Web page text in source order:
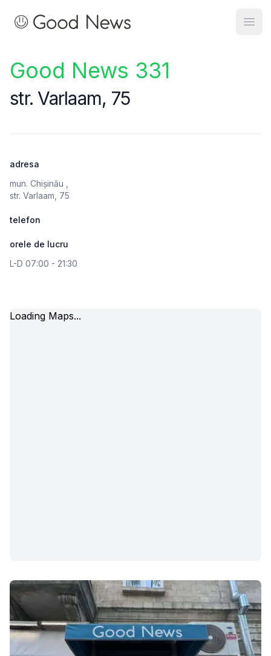
Good News
Good News 331
str. Varlaam, 75
adresa
mun. Chișinău ,
str. Varlaam, 75
telefon
orele de lucru
L-D 07:00 - 21:30
Loading Maps...